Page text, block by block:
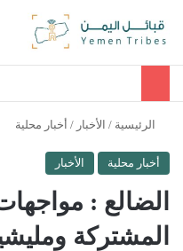
الرئيسية / الأخبار / أخبار محلية
أخبار محلية الأخبار
الضالع :
المشتركة